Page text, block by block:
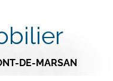
DE-MARSAN